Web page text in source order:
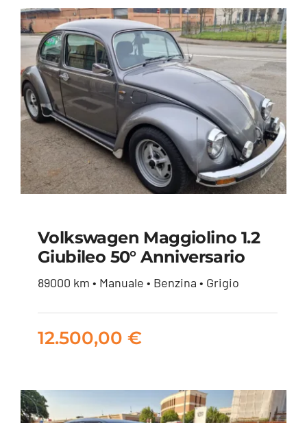
Volkswagen
Maggiolino 1.2
Anniversario
Volkswagen Maggiolino 1.2
Giubileo 50° Anniversario
89000 km • Manuale • Benzina • Grigio
12.500,00 €